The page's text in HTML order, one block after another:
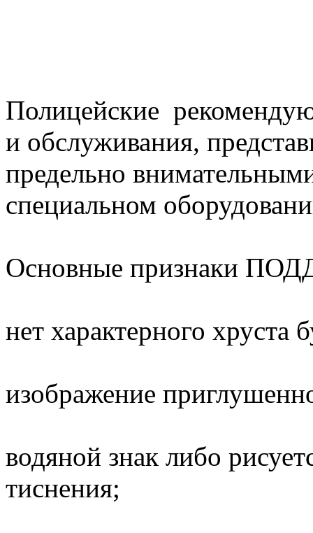
Полицейские
и обслуживания,
предельно
специальном
Основные признаки
нет характерного хруста
изображение
водяной знак либо
тиснения;